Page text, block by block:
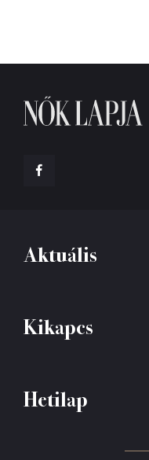
Aktuális
Kikapcs
Hetilap